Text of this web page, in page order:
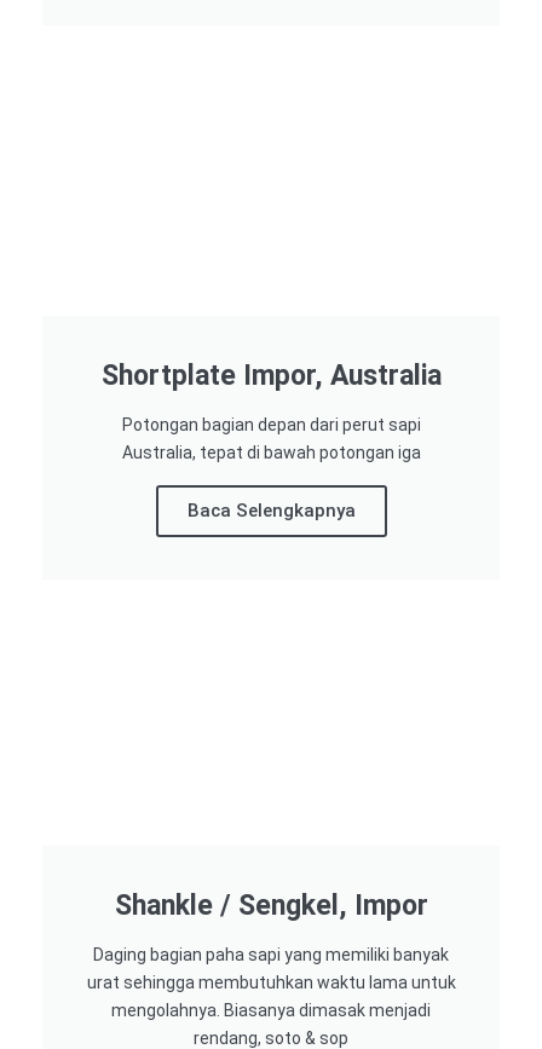
Shortplate Impor, Australia
Potongan bagian depan dari perut sapi
Australia, tepat di bawah potongan iga
Baca Selengkapnya
Shankle / Sengkel, Impor
Daging bagian paha sapi yang memiliki banyak
urat sehingga membutuhkan waktu lama untuk
mengolahnya. Biasanya dimasak menjadi
rendang, soto & sop